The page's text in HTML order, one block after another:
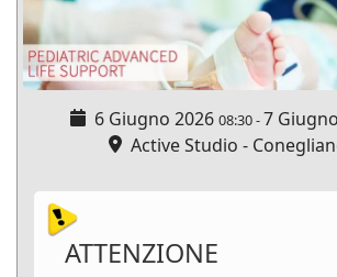
6 Giugno 2026 08:30-7
Active Studio -
ATTENZIONE